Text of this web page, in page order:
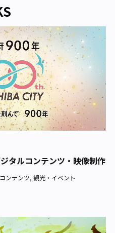
タルコンテンツ・映像制作
ンテンツ, 観光・イベント